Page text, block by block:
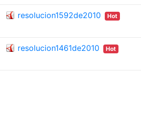
resolucion1592de2010 Hot
resolucion1461de2010 Hot